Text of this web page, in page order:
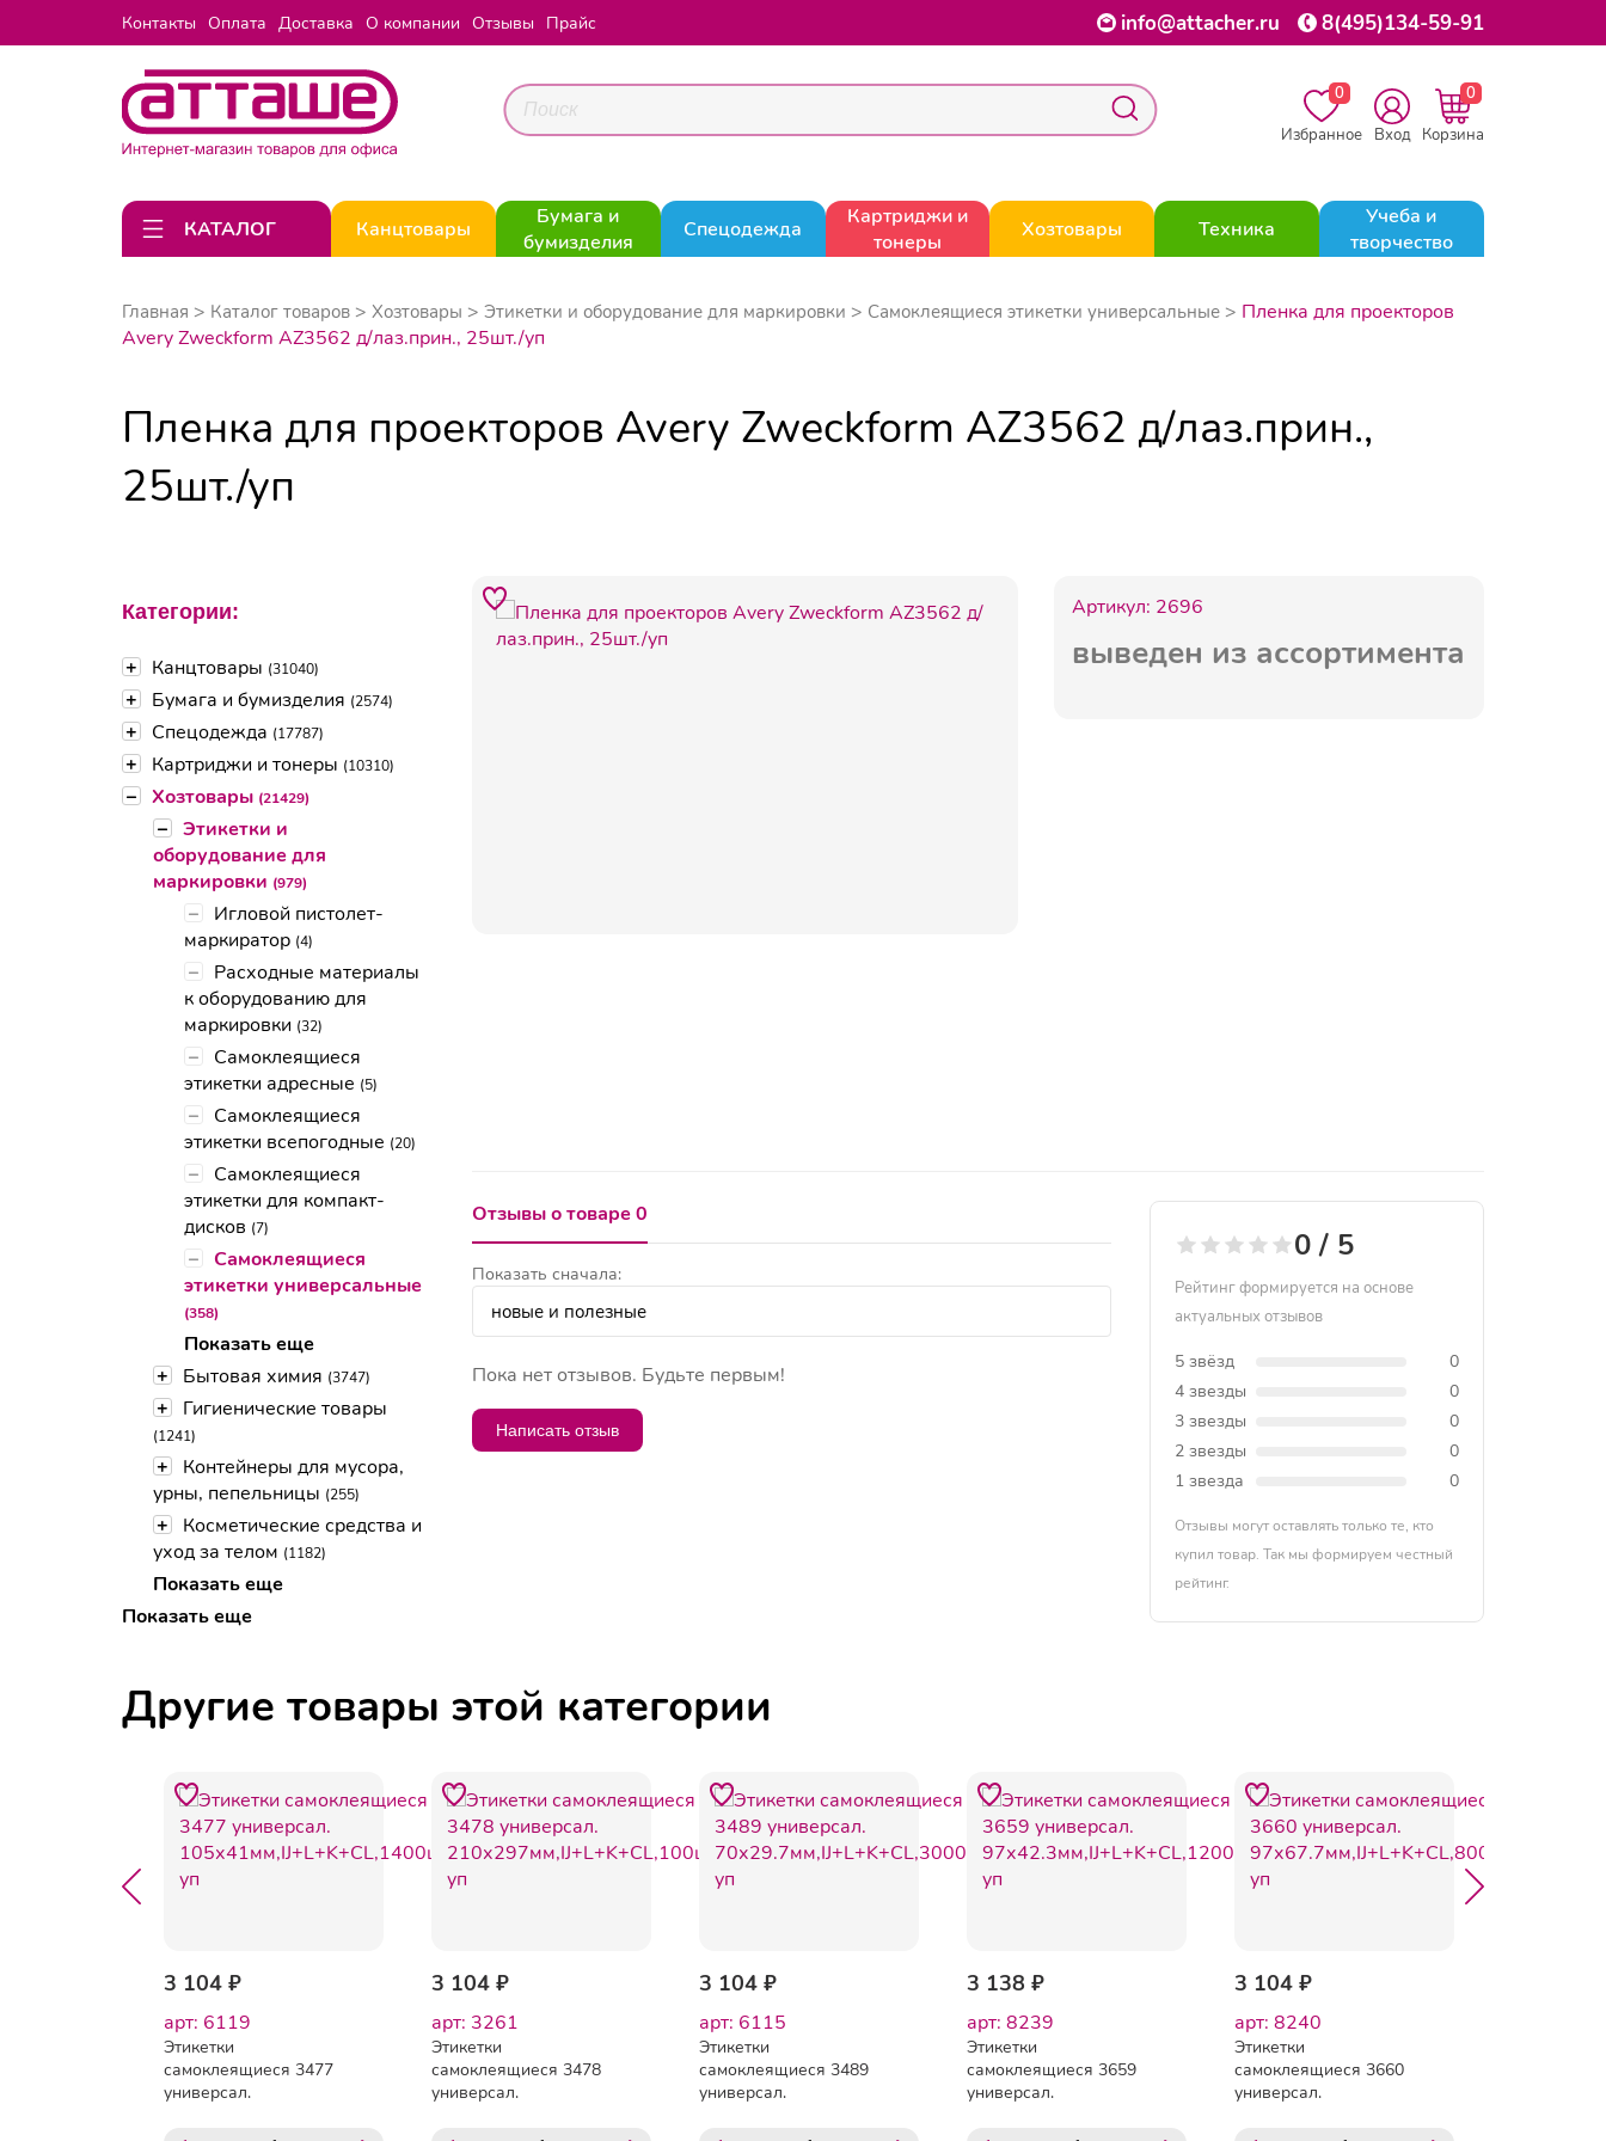
Контакты Оплата Доставка О компании Отзывы Прайс info@attacher.ru 8(495)134-59-91
0
Избранное
Вход
0
Корзина
КАТАЛОГ Канцтовары
Бумага и
бумизделия
Спецодежда
Картриджи и
тонеры
Хозтовары Техника
Учеба и
творчество
Главная Каталог товаров Хозтовары Этикетки и оборудование для маркировки Самоклеящиеся этикетки универсальные
Пленка для проекторов
Avery Zweckform AZ3562 д/лаз.прин., 25шт./уп
Категории:
+ Канцтовары (31040)
+ Бумага и бумизделия (2574)
+ Спецодежда (17787)
+ Картриджи и тонеры (10310)
– Хозтовары (21429)
– Этикетки и
оборудование для
маркировки (979)
–
Игловой пистолет-
маркиратор (4)
–
Расходные материалы
к оборудованию для
маркировки (32)
–
Самоклеящиеся
этикетки адресные (5)
–
Самоклеящиеся
этикетки всепогодные (20)
–
Самоклеящиеся
этикетки для компакт-
дисков (7)
– Самоклеящиеся
этикетки универсальные
(358)
Показать еще
+
Бытовая химия (3747)
+ Гигиенические товары
(1241)
+
Контейнеры для мусора,
урны, пепельницы (255)
+
Косметические средства и
уход за телом (1182)
Показать еще
Показать еще
Пленка для проекторов Avery Zweckform AZ3562 д/лаз.прин.,
25шт./уп
Артикул: 2696
выведен из ассортимента
Отзывы о товаре 0
Показать сначала:
Пока нет отзывов. Будьте первым!
Написать отзыв
0 / 5
Рейтинг формируется на основе
актуальных отзывов
5 звёзд
0
4 звезды
0
3 звезды
0
2 звезды
0
1 звезда
0
Отзывы могут оставлять только те, кто
купил товар. Так мы формируем честный
рейтинг.
Другие товары этой категории
3 104 ₽
арт: 6119
Этикетки
самоклеящиеся 3477
универсал.
3 104 ₽
арт: 3261
Этикетки
самоклеящиеся 3478
универсал.
3 104 ₽
арт: 6115
Этикетки
самоклеящиеся 3489
универсал.
3 138 ₽
арт: 8239
Этикетки
самоклеящиеся 3659
универсал.
3 104 ₽
арт: 8240
Этикетки
самоклеящиеся 3660
универсал.